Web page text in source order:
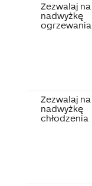
Zezwalaj na
nadwyżkę
ogrzewania
Zezwalaj na
nadwyżkę
chłodzenia